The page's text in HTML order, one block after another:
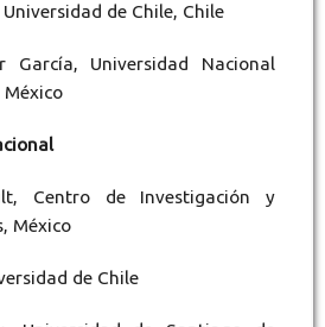
de Chile, Chile
García, Universidad Nacional
Centro de Investigación y
México
de Chile